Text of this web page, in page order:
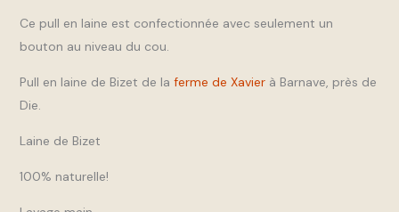
Ce pull en laine est confectionnée avec seulement un
bouton au niveau du cou.
Pull en laine de Bizet de la ferme de Xavierà Barnave, près de
Die.
Laine de Bizet
100% naturelle!